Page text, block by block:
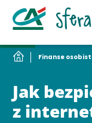
Finanse
Jak
z